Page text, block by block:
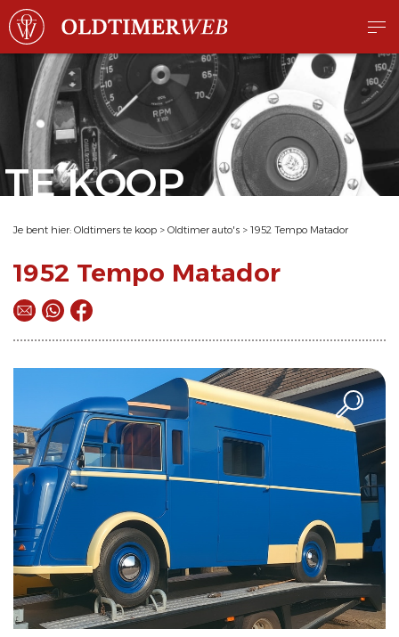
TE KOOP
Je bent hier: Oldtimers te koop > Oldtimer auto's > 1952 Tempo Matador
1952 Tempo Matador